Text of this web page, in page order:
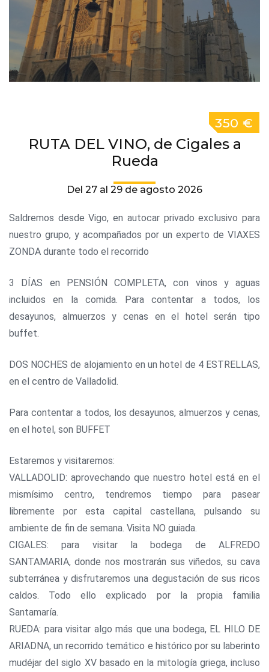
RUTA DEL VINO, de Cigales a
Rueda
Del 27 al 29 de agosto 2026
350 €
Saldremos desde Vigo, en autocar privado exclusivo para
nuestro grupo, y acompañados por un experto de VIAXES
ZONDA durante todo el recorrido
3 DÍAS en PENSIÓN COMPLETA, con vinos y aguas
incluidos en la comida. Para contentar a todos, los
desayunos, almuerzos y cenas en el hotel serán tipo
buffet.
DOS NOCHES de alojamiento en un hotel de 4 ESTRELLAS,
en el centro de Valladolid.
Para contentar a todos, los desayunos, almuerzos y cenas,
en el hotel, son BUFFET
Estaremos y visitaremos:
VALLADOLID: aprovechando que nuestro hotel está en el
mismísimo centro, tendremos tiempo para pasear
libremente por esta capital castellana, pulsando su
ambiente de fin de semana. Visita NO guiada.
CIGALES: para visitar la bodega de ALFREDO
SANTAMARIA, donde nos mostrarán sus viñedos, su cava
subterránea y disfrutaremos una degustación de sus ricos
caldos. Todo ello explicado por la propia familia
Santamaría.
RUEDA: para visitar algo más que una bodega, EL HILO DE
ARIADNA, un recorrido temático e histórico por su laberinto
mudéjar del siglo XV basado en la mitología griega, incluso